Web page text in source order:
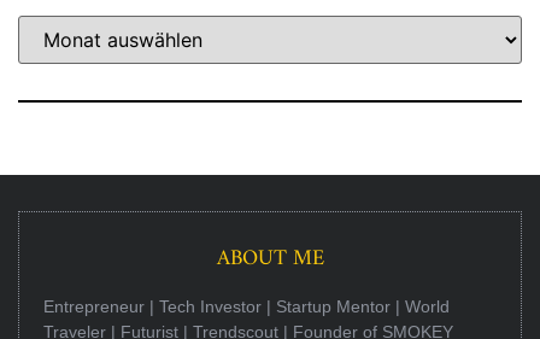
ABOUT ME
Entrepreneur | Tech Investor | Startup Mentor | World
Traveler | Futurist | Trendscout | Founder of SMOKEY